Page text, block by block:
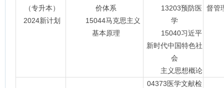
（专升本）
2024新计划
价体系
15044马克思主义
基本原理
13203预防医
学
15040习近平
新时代中国特色社
会
主义思想概论
督管
04373医学文献检